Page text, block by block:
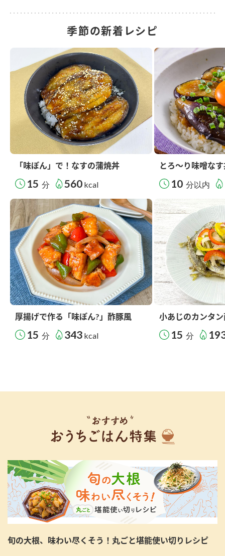
季節の新着レシピ
「味ぽん」で！なすの蒲焼丼
15 分 560 kcal
とろ～り味噌な
10 分以内
厚揚げで作る「味ぽん?」酢豚風
15 分 343 kcal
小あじのカンタ
15 分
旬の大根、味わい尽くそう！丸ごと堪能使い切りレシピ